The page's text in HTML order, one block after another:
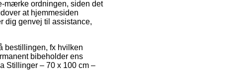
mærke ordningen, siden det
at hjemmesiden
dig genvej til assistance,
bestillingen, fx hvilken
bibeholder ens
Stillinger – 70 x 100 cm –